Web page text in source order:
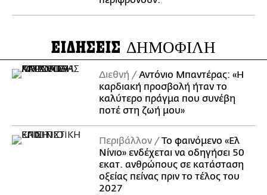
ΕΙΔΗΣΕΙΣ ΔΗΜΟΦΙΛΗ
Διεθνή
Αντόνιο Μπαντέρας: «Η
καρδιακή προσβολή ήταν το
καλύτερο πράγμα που συνέβη
ποτέ στη ζωή μου»
Περιβάλλον
Το φαινόμενο «Ελ
Νίνιο» ενδέχεται να οδηγήσει 50
εκατ. ανθρώπους σε κατάσταση
οξείας πείνας πριν το τέλος του
2027